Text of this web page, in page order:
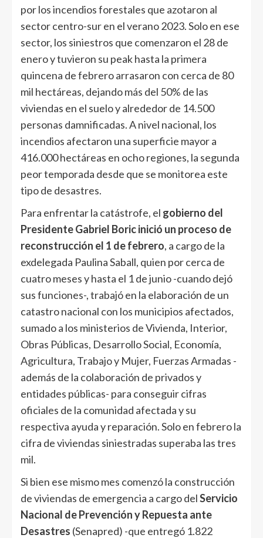
por los incendios forestales que azotaron al
sector centro-sur en el verano 2023. Solo en ese
sector, los siniestros que comenzaron el 28 de
enero y tuvieron su peak hasta la primera
quincena de febrero arrasaron con cerca de 80
mil hectáreas, dejando más del 50% de las
viviendas en el suelo y alrededor de 14.500
personas damnificadas. A nivel nacional, los
incendios afectaron una superficie mayor a
416.000 hectáreas en ocho regiones, la segunda
peor temporada desde que se monitorea este
tipo de desastres.
Para enfrentar la catástrofe, el gobierno del
Presidente Gabriel Boric inició un proceso de
reconstrucción el 1 de febrero, a cargo de la
exdelegada Paulina Saball, quien por cerca de
cuatro meses y hasta el 1 de junio -cuando dejó
sus funciones-, trabajó en la elaboración de un
catastro nacional con los municipios afectados,
sumado a los ministerios de Vivienda, Interior,
Obras Públicas, Desarrollo Social, Economía,
Agricultura, Trabajo y Mujer, Fuerzas Armadas -
además de la colaboración de privados y
entidades públicas- para conseguir cifras
oficiales de la comunidad afectada y su
respectiva ayuda y reparación. Solo en febrero la
cifra de viviendas siniestradas superaba las tres
mil.
Si bien ese mismo mes comenzó la construcción
de viviendas de emergencia a cargo delServicio
Nacional de Prevención y Repuesta ante
Desastres (Senapred) -que entregó 1.822